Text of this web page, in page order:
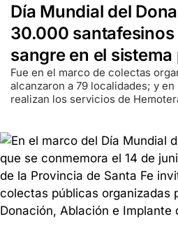
Día Mundial del
30.000
sangre en el
Fue en el marco de colectas
alcanzaron a 79 localidades; y
realizan los servicios de